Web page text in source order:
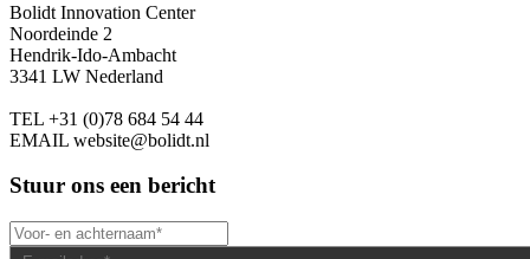
Bolidt Innovation Center
Noordeinde 2
Hendrik-Ido-Ambacht
3341 LW Nederland
TEL +31 (0)78 684 54 44
EMAIL website@bolidt.nl
Stuur ons een bericht